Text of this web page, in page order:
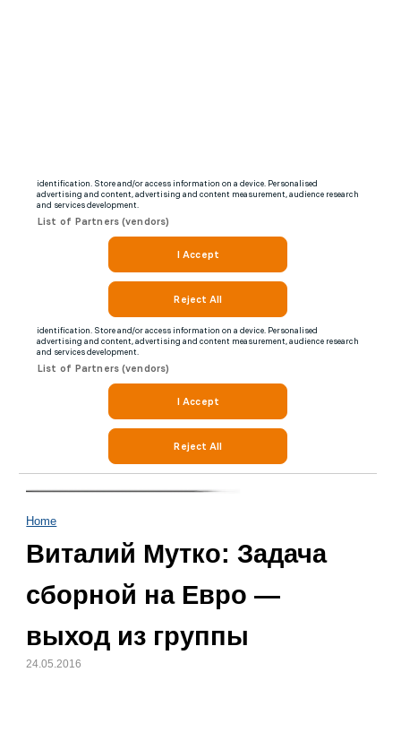
Home
Виталий Мутко: Задача
сборной на Евро —
выход из группы
24.05.2016